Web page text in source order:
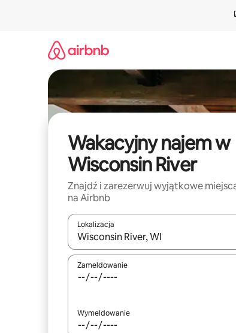
Wakacyjny najem w
Wisconsin River
Znajdź i zarezerwuj wyjątkowe
na Airbnb
Lokalizacja
Gdy wyniki będą dostępne, możesz
Zameldowanie
Wymeldowanie